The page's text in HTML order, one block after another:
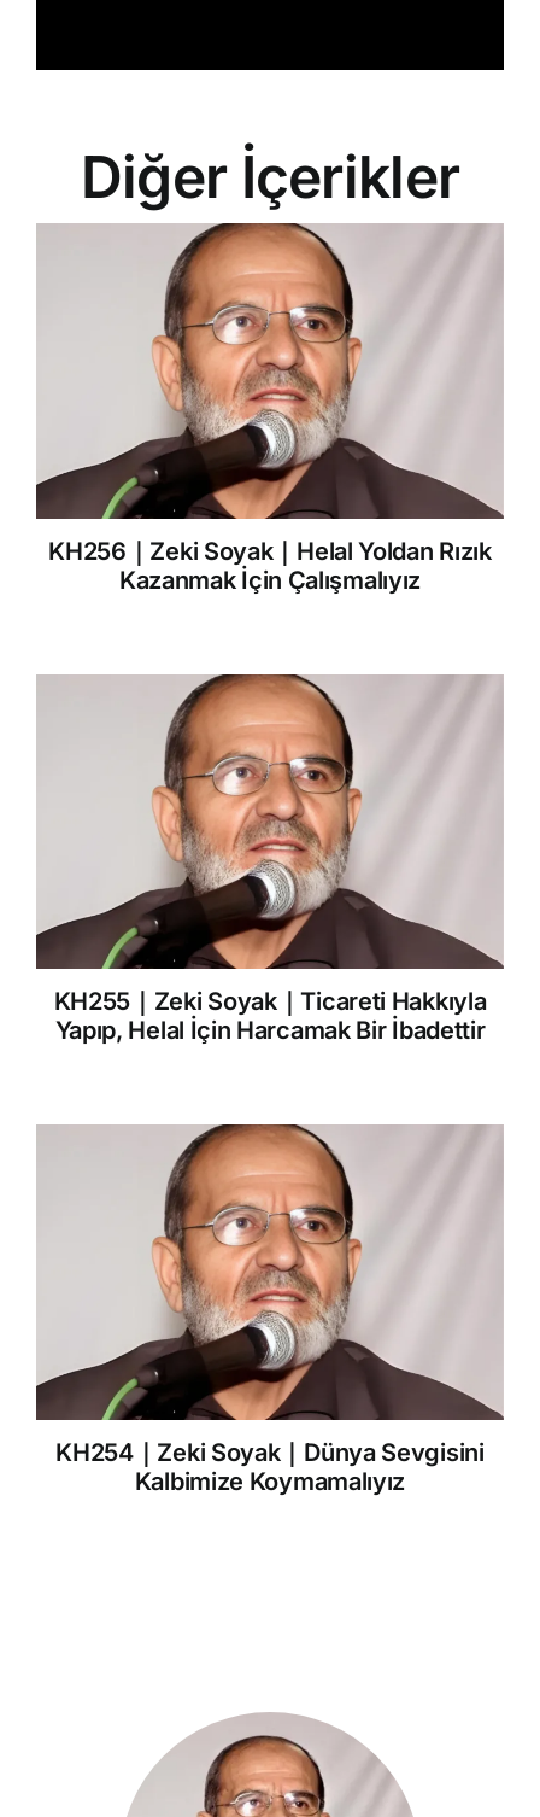
Diğer İçerikler
KH256｜Zeki Soyak｜Helal Yoldan Rızık
Kazanmak İçin Çalışmalıyız
KH255｜Zeki Soyak｜Ticareti Hakkıyla
Yapıp, Helal İçin Harcamak Bir İbadettir
KH254｜Zeki Soyak｜Dünya Sevgisini
Kalbimize Koymamalıyız